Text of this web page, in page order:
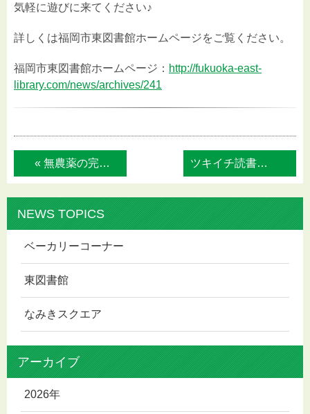
気軽に遊びに来てください♪
詳しくは福岡市東図書館ホームページをご覧ください。
福岡市東図書館ホームページ： http://fukuoka-east-
library.com/news/archives/241
« 無農薬の完熟（だいだい）で作るマーマレー... ツキイチ読書会 なみきブックカフェ »
NEWS TOPICS
ベーカリーコーナー
東図書館
なみきスクエア
アーカイブ
2026年